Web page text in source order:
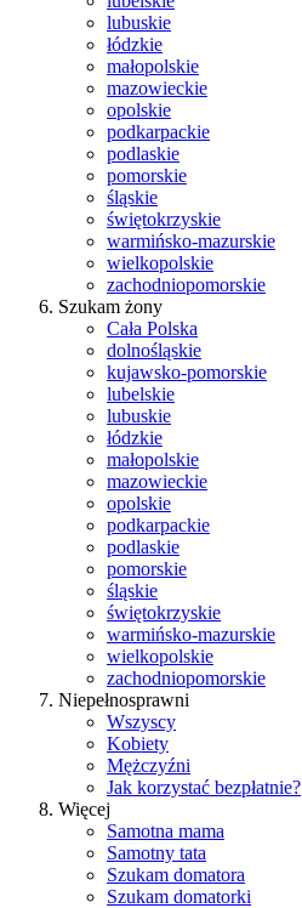
lubuskie
łódzkie
małopolskie
mazowieckie
opolskie
podkarpackie
podlaskie
pomorskie
śląskie
świętokrzyskie
warmińsko-mazurskie
wielkopolskie
zachodniopomorskie
Szukam żony
Cała Polska
dolnośląskie
kujawsko-pomorskie
lubelskie
lubuskie
łódzkie
małopolskie
mazowieckie
opolskie
podkarpackie
podlaskie
pomorskie
śląskie
świętokrzyskie
warmińsko-mazurskie
wielkopolskie
zachodniopomorskie
Niepełnosprawni
Wszyscy
Kobiety
Mężczyźni
Jak korzystać bezpłatnie?
Więcej
Samotna mama
Samotny tata
Szukam domatora
Szukam domatorki